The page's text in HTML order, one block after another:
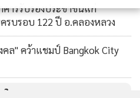
ารรับรองประชาชนแก่
รบรอบ 122 ปี อ.คลองหลวง
คล" คว้าแชมป์ Bangkok City
นหมวด